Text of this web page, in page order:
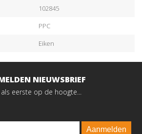
102845
PPC
Eiken
NIEUWSBRIEF
eerste op de hoogte...
Aanmelden